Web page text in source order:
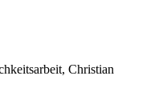
Christian